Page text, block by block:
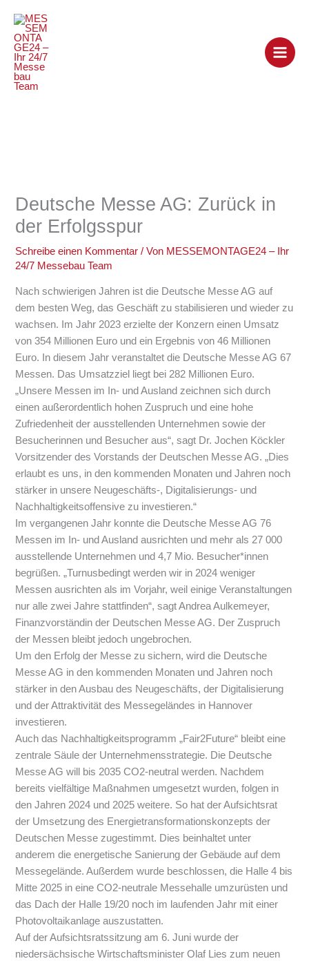
Inhalt
springen
Deutsche Messe AG: Zurück in
der Erfolgsspur
Schreibe einen Kommentar / Von MESSEMONTAGE24 – Ihr
24/7 Messebau Team
Nach schwierigen Jahren ist die Deutsche Messe AG auf
dem besten Weg, das Geschäft zu stabilisieren und wieder zu
wachsen. Im Jahr 2023 erzielte der Konzern einen Umsatz
von 354 Millionen Euro und ein Ergebnis von 46 Millionen
Euro. In diesem Jahr veranstaltet die Deutsche Messe AG 67
Messen. Das Umsatzziel liegt bei 282 Millionen Euro.
„Unsere Messen im In- und Ausland zeichnen sich durch
einen außerordentlich hohen Zuspruch und eine hohe
Zufriedenheit der ausstellenden Unternehmen sowie der
Besucherinnen und Besucher aus“, sagt Dr. Jochen Köckler
Vorsitzender des Vorstands der Deutschen Messe AG. „Dies
erlaubt es uns, in den kommenden Monaten und Jahren noch
stärker in unsere Neugeschäfts-, Digitalisierungs- und
Nachhaltigkeitsoffensive zu investieren.“
Im vergangenen Jahr konnte die Deutsche Messe AG 76
Messen im In- und Ausland ausrichten und mehr als 27 000
ausstellende Unternehmen und 4,7 Mio. Besucher*innen
begrüßen. „Turnusbedingt werden wir in 2024 weniger
Messen ausrichten als im Vorjahr, weil einige Veranstaltungen
nur alle zwei Jahre stattfinden“, sagt Andrea Aulkemeyer,
Finanzvorständin der Deutschen Messe AG. Der Zuspruch
der Messen bleibt jedoch ungebrochen.
Um den Erfolg der Messe zu sichern, wird die Deutsche
Messe AG in den kommenden Monaten und Jahren noch
stärker in den Ausbau des Neugeschäfts, der Digitalisierung
und der Attraktivität des Messegeländes in Hannover
investieren.
Auch das Nachhaltigkeitsprogramm „Fair2Future“ bleibt eine
zentrale Säule der Unternehmensstrategie. Die Deutsche
Messe AG will bis 2035 CO2-neutral werden. Nachdem
bereits vielfältige Maßnahmen umgesetzt wurden, folgen in
den Jahren 2024 und 2025 weitere. So hat der Aufsichtsrat
der Umsetzung des Energietransformationskonzepts der
Deutschen Messe zugestimmt. Dies beinhaltet unter
anderem die energetische Sanierung der Gebäude auf dem
Messegelände. Außerdem wurde beschlossen, die Halle 4 bis
Mitte 2025 in eine CO2-neutrale Messehalle umzurüsten und
das Dach der Halle 19/20 noch im laufenden Jahr mit einer
Photovoltaikanlage auszustatten.
Auf der Aufsichtsratssitzung am 6. Juni wurde der
niedersächsische Wirtschaftsminister Olaf Lies zum neuen